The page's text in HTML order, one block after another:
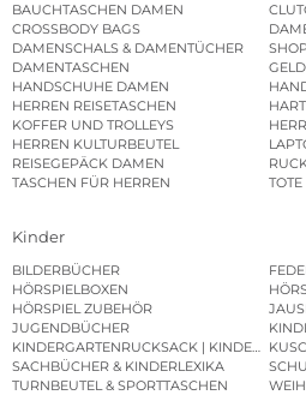
BAUCHTASCHEN DAMEN
CROSSBODY BAGS
DAMENSCHALS & DAMENTÜCHER
DAMENTASCHEN
HANDSCHUHE DAMEN
HERREN REISETASCHEN
KOFFER UND TROLLEYS
HERREN KULTURBEUTEL
REISEGEPÄCK DAMEN
TASCHEN FÜR HERREN
Kinder
BILDERBÜCHER
HÖRSPIELBOXEN
HÖRSPIEL ZUBEHÖR
JUGENDBÜCHER
KINDERGARTENRUCKSACK |
SACHBÜCHER & KINDERLEXIKA
TURNBEUTEL & SPORTTASCHEN